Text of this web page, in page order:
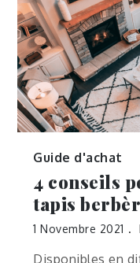
Guide d'achat
4 conseils
tapis
1 Novembre 2021
Disponibles en